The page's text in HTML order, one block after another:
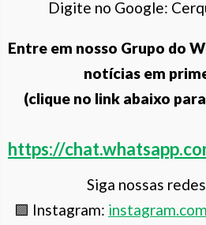
Digite no Google:
Entre em nosso Grupo do
notícias em
(clique no link abaixo
https://
Siga nossas
🟪 Instagram: